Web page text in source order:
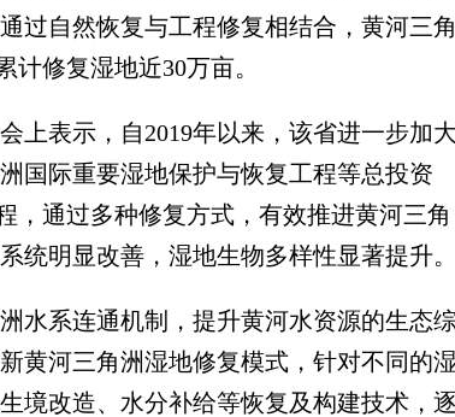
过自然恢复与工程修复相结合，黄河三角
修复湿地近30万亩。
表示，自2019年以来，该省进一步加大
国际重要湿地保护与恢复工程等总投资
，通过多种修复方式，有效推进黄河三角
统明显改善，湿地生物多样性显著提升。
系连通机制，提升黄河水资源的生态综
黄河三角洲湿地修复模式，针对不同的湿
境改造、水分补给等恢复及构建技术，逐